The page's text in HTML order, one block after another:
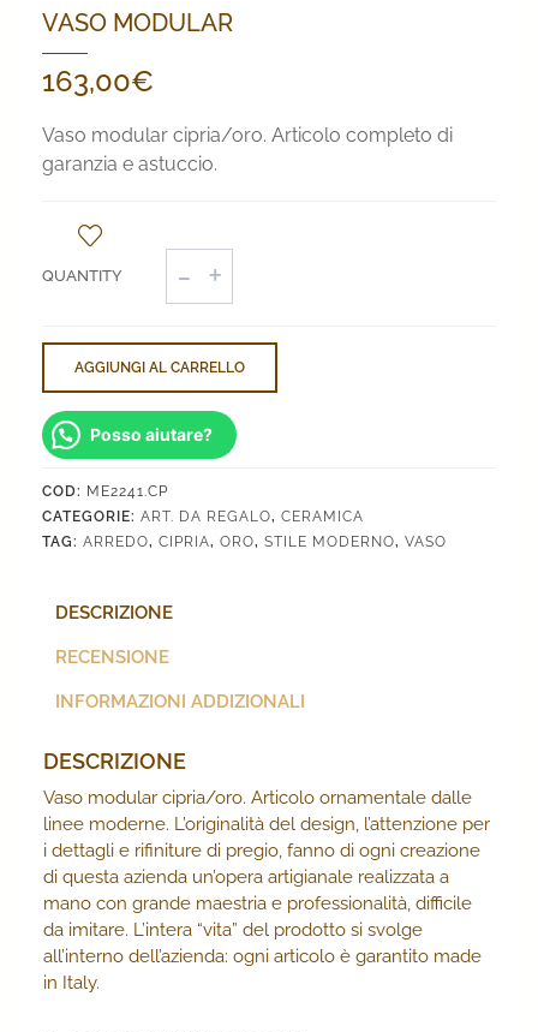
VASO MODULAR
163,00€
Vaso modular cipria/oro. Articolo completo di
garanzia e astuccio.
Modular
quantità
AGGIUNGI AL CARRELLO
Posso aiutare?
COD: ME2241.CP
CATEGORIE: ART. DA REGALO, CERAMICA
TAG: ARREDO, CIPRIA, ORO, STILE MODERNO, VASO
DESCRIZIONE
RECENSIONE
INFORMAZIONI ADDIZIONALI
DESCRIZIONE
Vaso modular cipria/oro. Articolo ornamentale dalle
linee moderne. L’originalità del design, l’attenzione per
i dettagli e rifiniture di pregio, fanno di ogni creazione
di questa azienda un’opera artigianale realizzata a
mano con grande maestria e professionalità, difficile
da imitare. L’intera “vita” del prodotto si svolge
all’interno dell’azienda: ogni articolo è garantito made
in Italy.